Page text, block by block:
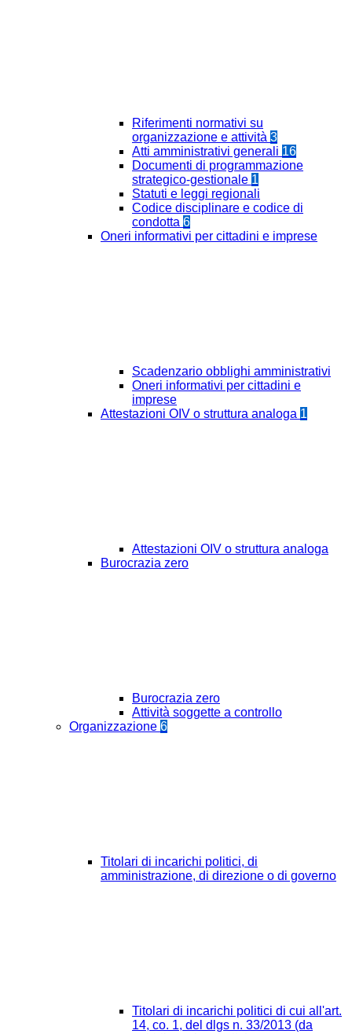
Riferimenti normativi su
organizzazione e attività 3
Atti amministrativi generali 16
Documenti di programmazione
strategico-gestionale 1
Statuti e leggi regionali
Codice disciplinare e codice di
condotta 6
Oneri informativi per cittadini e imprese
Scadenzario obblighi amministrativi
Oneri informativi per cittadini e
imprese
Attestazioni OIV o struttura analoga 1
Attestazioni OIV o struttura analoga
Burocrazia zero
Burocrazia zero
Attività soggette a controllo
Organizzazione 6
Titolari di incarichi politici, di
amministrazione, di direzione o di governo
Titolari di incarichi politici di cui all'art.
14, co. 1, del dlgs n. 33/2013 (da